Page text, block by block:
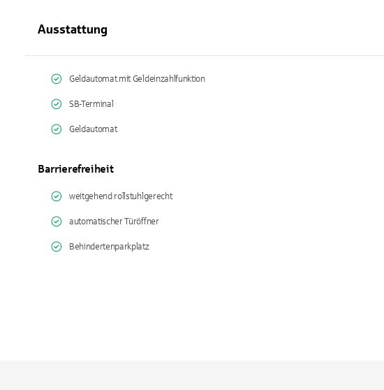
Ausstattung
Geldautomat mit Geldeinzahlfunktion
SB-Terminal
Geldautomat
Barrierefreiheit
weitgehend rollstuhlgerecht
automatischer Türöffner
Behindertenparkplatz